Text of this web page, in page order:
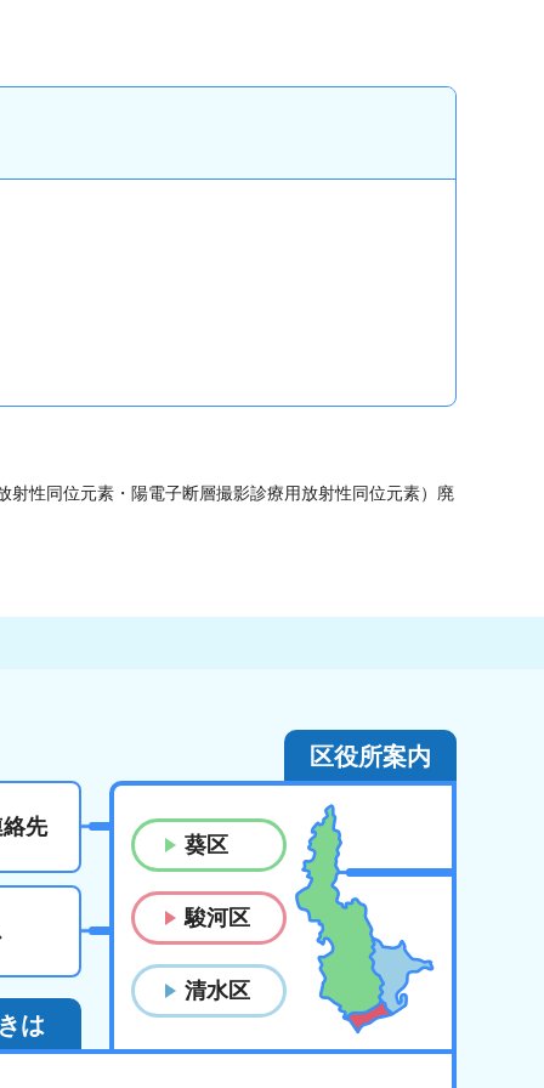
射性同位元素・陽電子断層撮影診療用放射性同位元素）廃
先
区役所案内
葵区
駿河区
清水区
は